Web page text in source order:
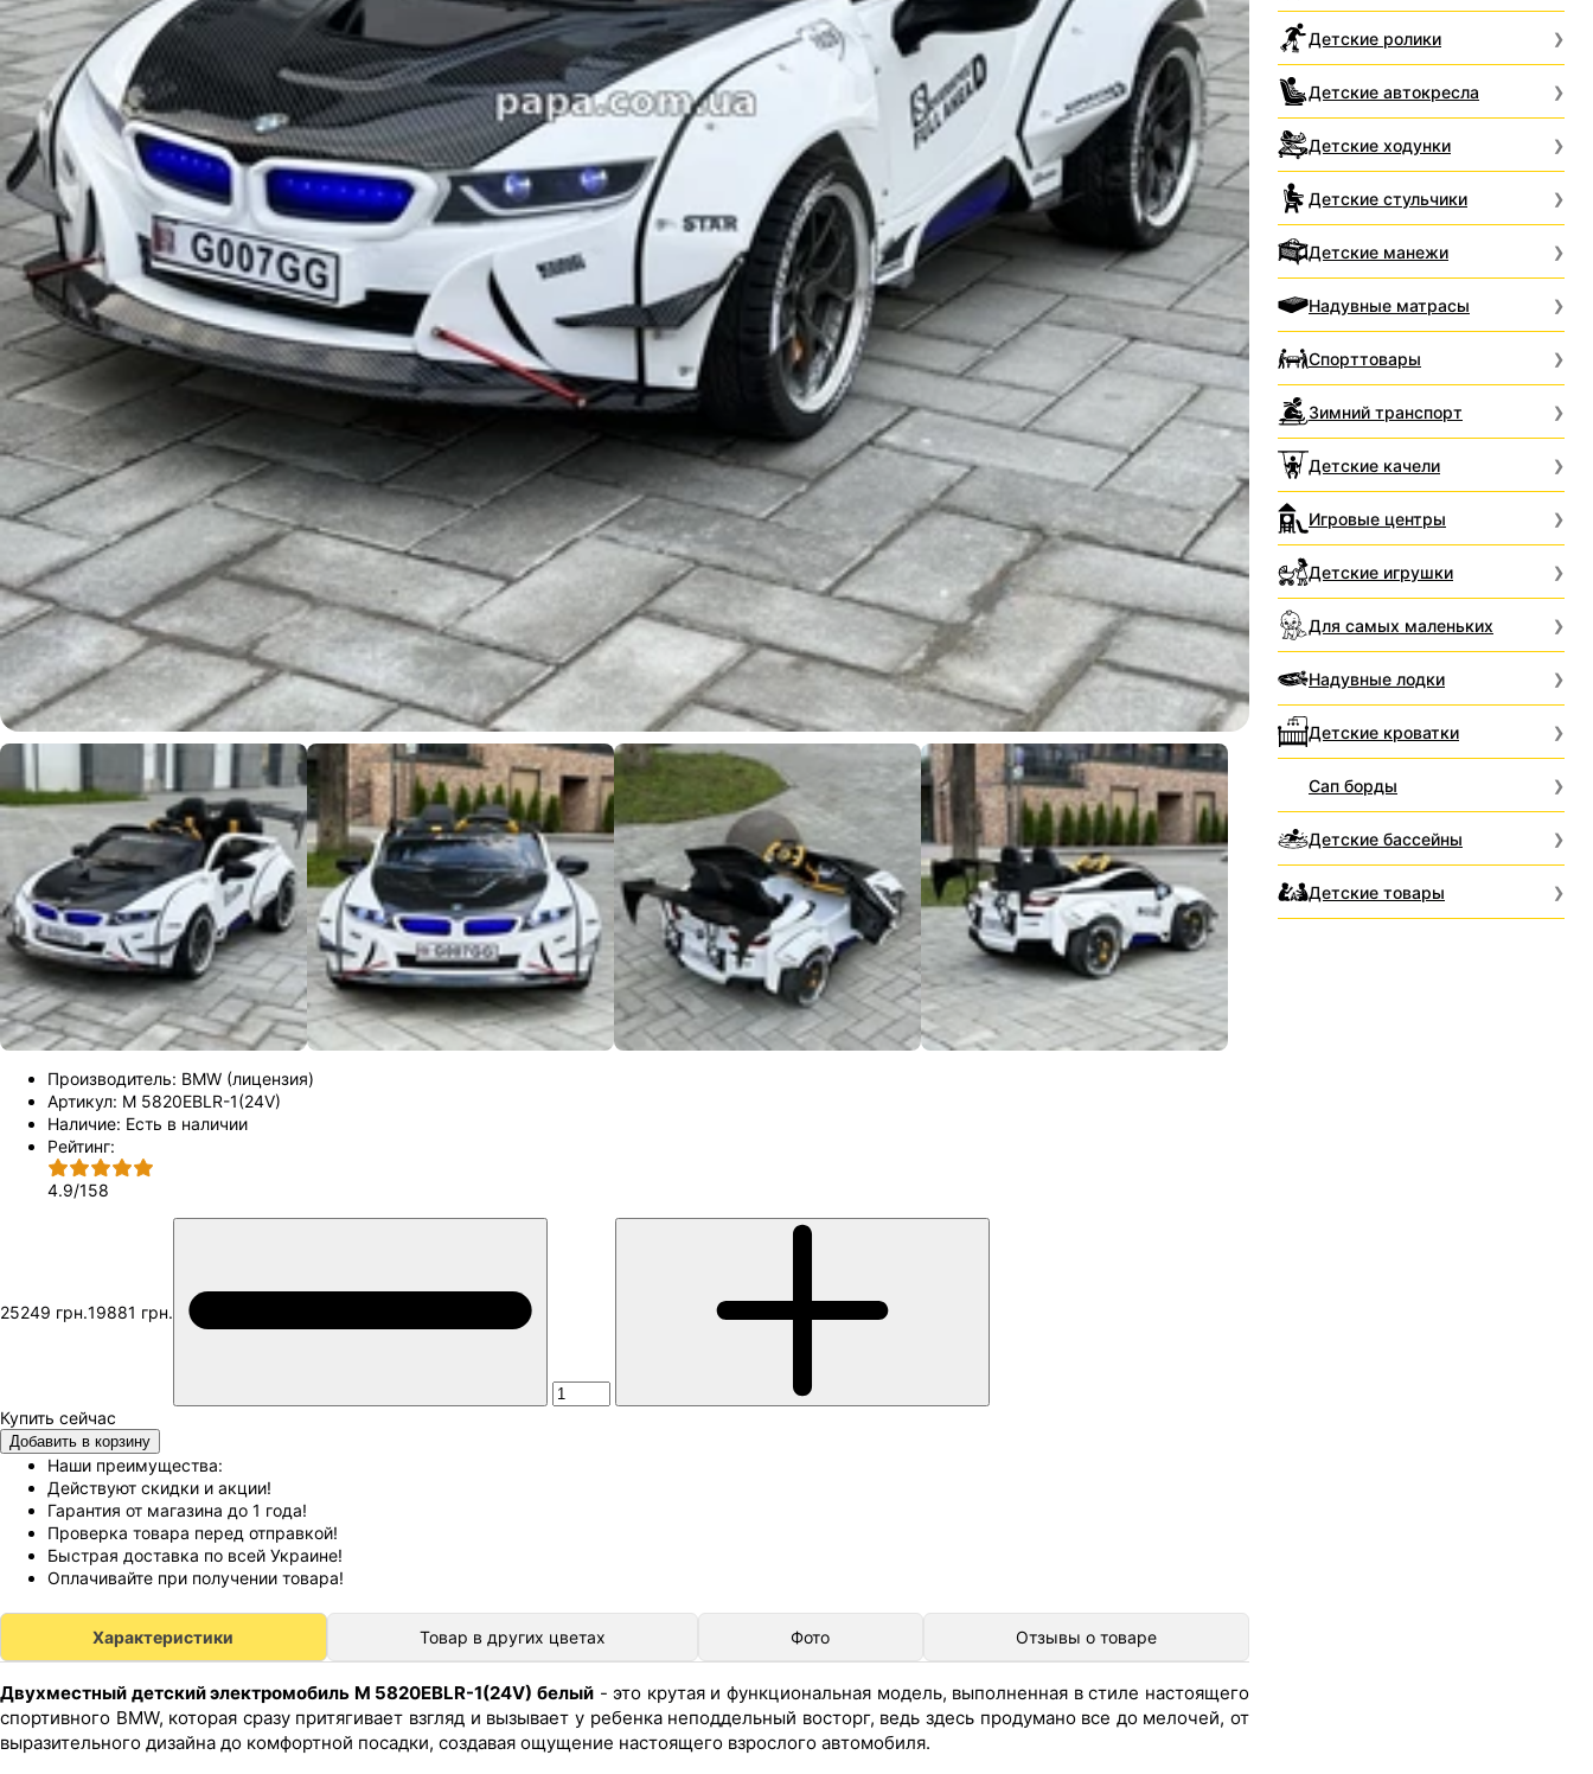
Производитель: BMW (лицензия)
Артикул: M 5820EBLR-1(24V)
Наличие: Есть в наличии
Рейтинг:
4.9/158
25249 грн.19881 грн.
Добавить в корзину
Наши преимущества:
Действуют скидки и акции!
Гарантия от магазина до 1 года!
Проверка товара перед отправкой!
Быстрая доставка по всей Украине!
Оплачивайте при получении товара!
Характеристики Товар в других цветах Фото Отзывы о товаре
Двухместный детский электромобиль M 5820EBLR-1(24V) белый - это крутая и функциональная модель, выполненная в стиле настоящего
спортивного BMW, которая сразу притягивает взгляд и вызывает у ребенка неподдельный восторг, ведь здесь продумано все до мелочей, от
выразительного дизайна до комфортной посадки, создавая ощущение настоящего взрослого автомобиля.
Детские ролики
Детские автокресла
Детские ходунки
Детские стульчики
Детские манежи
Надувные матрасы
Спорттовары
Зимний транспорт
Детские качели
Игровые центры
Детские игрушки
Для самых маленьких
Надувные лодки
Детские кроватки
Сап борды
Детские бассейны
Детские товары